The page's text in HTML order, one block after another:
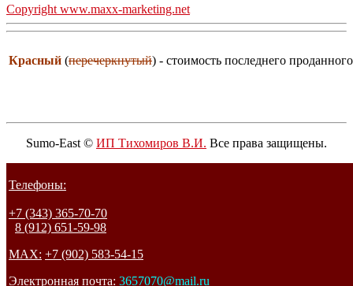
Copyright www.maxx-marketing.net
Красный (перечеркнутый) - стоимость последнего
Sumo-East © ИП Тихомиров В.И. Все права защищены.
Телефоны:
+7 (343) 365-70-70
8 (912) 651-59-98
MAX: +7 (902) 583-54-15
Электронная почта: 3657070@mail.ru